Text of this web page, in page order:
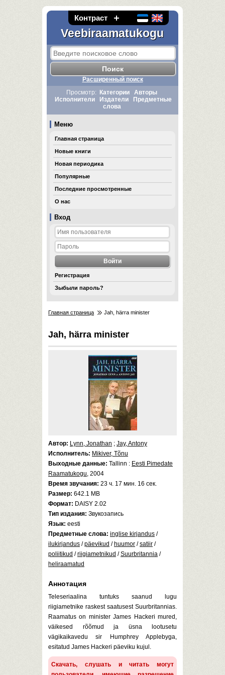
Контраст
Veebiraamatukogu
Вход
Регистрация
Зыбыли пароль?
Расширенный поиск
Просмотр:
Категории
Авторы
Исполнители
Издатели
Предметные
слова
Меню
Главная страница
Новые книги
Новая периодика
Популярные
Последние просмотренные
О нас
Главная страница Jah, härra minister
Jah, härra minister
Автор: Lynn, Jonathan ; Jay, Antony
Исполнитель: Mikiver, Tõnu
Выходные данные: Tallinn : Eesti Pimedate
Raamatukogu, 2004
Время звучания: 23 ч. 17 мин. 16 сек.
Размер: 642.1 MB
Формат: DAISY 2.02
Тип издания: Звукозапись
Язык: eesti
Предметные слова: inglise kirjandus /
ilukirjandus /päevikud / huumor /satiir /
poliitikud /riigiametnikud /Suurbritannia /
heliraamatud
Аннотация
Teleseriaalina tuntuks saanud lugu
riigiametnike raskest saatusest Suurbritannias.
Raamatus on minister James Hackeri mured,
väikesed rõõmud ja üsna lootusetu
vägikaikavedu sir Humphrey Applebyga,
esitatud James Hackeri päeviku kujul.
Скачать, слушать и читать могут